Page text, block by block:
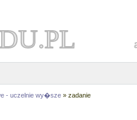
- uczelnie wy�sze » zadanie